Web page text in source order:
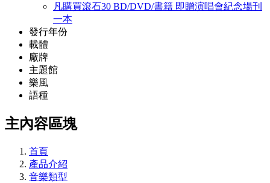
凡購買滾石30 BD/DVD/書籍 即贈演唱會紀念場刊
一本
發行年份
載體
廠牌
主題館
樂風
語種
主內容區塊
首頁
產品介紹
音樂類型